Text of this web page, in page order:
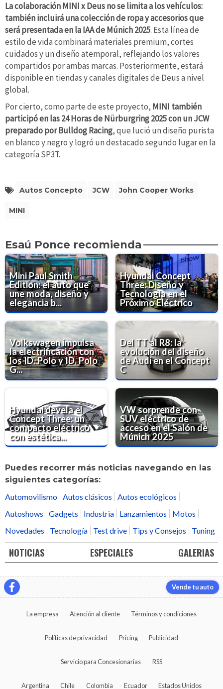
La colaboración MINI x Deus no se limita a los vehículos:
también incluirá una colección de ropa y accesorios que
será presentada en la IAA de Múnich 2025. Esta línea de
estilo de vida combinará materiales premium, cortes
cuidados y un diseño atemporal, reflejando los valores
compartidos por ambas marcas. Posteriormente, estará
disponible en tiendas y canales digitales de Deus a nivel
global.
Por cierto, como parte de este proyecto, MINI también
participó en las 24 Horas de Nürburgring 2025 con un JCW
preparado por Bulldog Racing, que lució un diseño purista
en blanco y negro y logró un destacado segundo lugar en la
categoría SP3T.
Autos Concepto JCW John Cooper Works
MINI
Esaú Ponce recomienda
Mini Paul Smith
Edition: el auto que
une moda, diseño y
elegancia b...
Hyundai Concept
Three: Diseño y
Tecnología en el
Próximo Eléctrico
Volkswagen impulsa
la electrificación con
los ID. Polo y ID. Polo
G...
Del TT al R8: la
evolución del diseño
de Audi en el Concept
C
Hyundai devela el
Concept Three: un
compacto eléctrico
con estética...
VW sorprende con
SUV eléctrico de
acceso en el Salón de
Múnich 2025
Puedes recorrer más noticias navegando en las
siguientes categorías:
Automovilismo
Autos clásicos
Autos ecológicos
Autoshows
Gadgets Industria Lanzamientos
Motos
Novedades
Tecnología Test drive Tips y Consejos Tuning
NOTICIAS ESPECIALES GALERIAS
Vende tu auto
La empresa Atención al cliente Términos y condiciones
Políticas de privacidad Pricing Publicidad
Servicio para Concesionarias RSS
Argentina Chile Colombia Ecuador Estados Unidos